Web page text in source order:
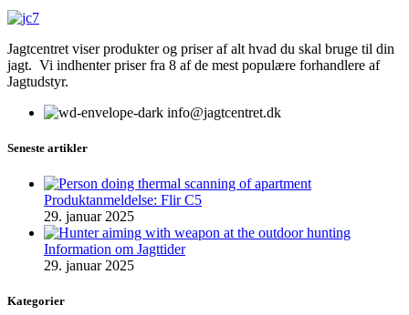
Jagtcentret viser produkter og priser af alt hvad du skal bruge til din
jagt. Vi indhenter priser fra 8 af de mest populære forhandlere af
Jagtudstyr.
info@jagtcentret.dk
Seneste artikler
Produktanmeldelse: Flir C5
29. januar 2025
Information om Jagttider
29. januar 2025
Kategorier